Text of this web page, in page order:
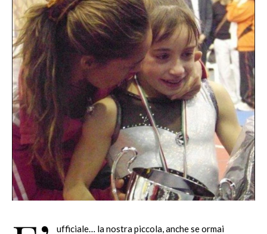
ufficiale… la nostra piccola, anche se ormai